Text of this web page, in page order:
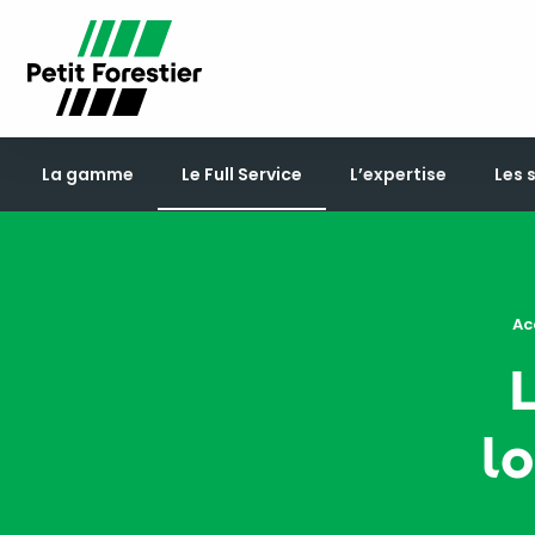
La gamme Le Full Service L’expertise Les